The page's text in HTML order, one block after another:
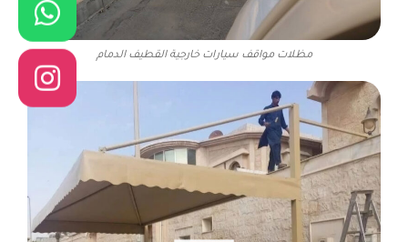
مظلات مواقف سيارات خارجية القطيف الدمام